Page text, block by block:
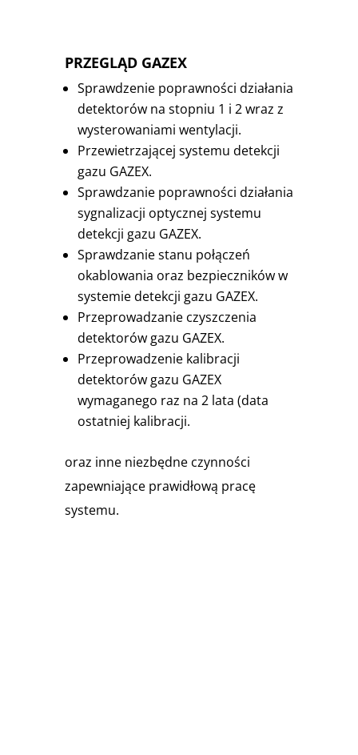
PRZEGLĄD GAZEX
Sprawdzenie poprawności działania
detektorów na stopniu 1 i 2 wraz z
wysterowaniami wentylacji.
Przewietrzającej systemu detekcji
gazu GAZEX.
Sprawdzanie poprawności działania
sygnalizacji optycznej systemu
detekcji gazu GAZEX.
Sprawdzanie stanu połączeń
okablowania oraz bezpieczników w
systemie detekcji gazu GAZEX.
Przeprowadzanie czyszczenia
detektorów gazu GAZEX.
Przeprowadzenie kalibracji
detektorów gazu GAZEX
wymaganego raz na 2 lata (data
ostatniej kalibracji.
oraz inne niezbędne czynności
zapewniające prawidłową pracę
systemu.